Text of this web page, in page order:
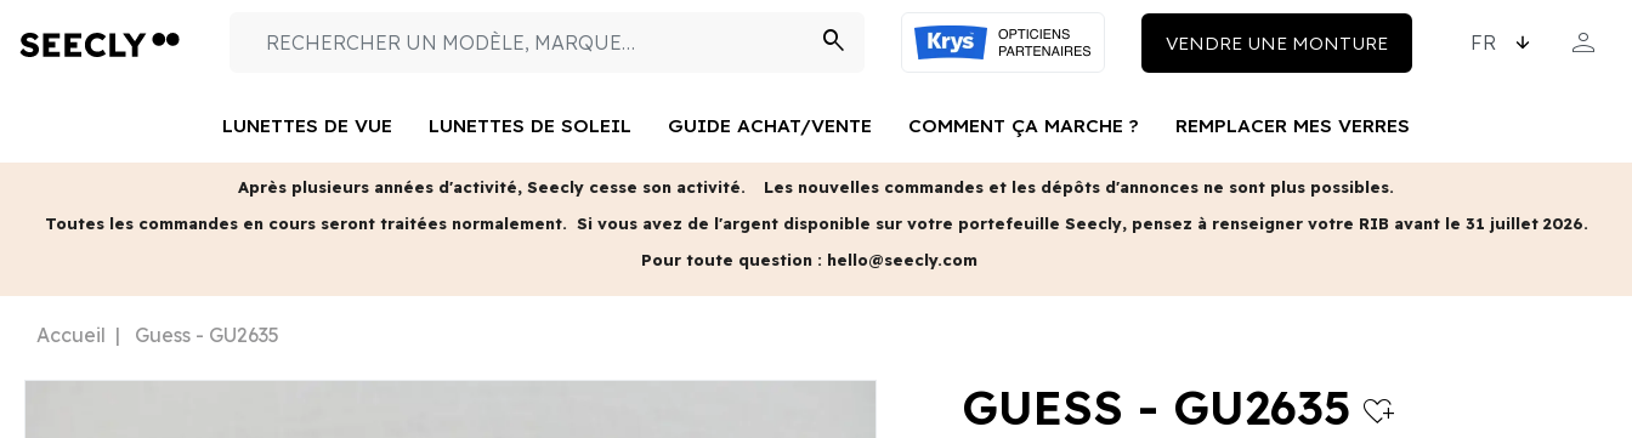
search VENDRE UNE MONTURE person
LUNETTES DE VUE LUNETTES DE SOLEIL GUIDE ACHAT/VENTE COMMENT ÇA MARCHE ? REMPLACER MES VERRES
Après plusieurs années d'activité, Seecly cesse son activité.
Les nouvelles commandes et les dépôts d'annonces ne sont plus possibles.
Toutes les commandes en cours seront traitées normalement. Si vous avez de l'argent disponible sur votre portefeuille Seecly, pensez à renseigner votre RIB avant le 31 juillet 2026.
Pour toute question : hello@seecly.com
Accueil Guess - GU2635
GUESS - GU2635 heart_plus